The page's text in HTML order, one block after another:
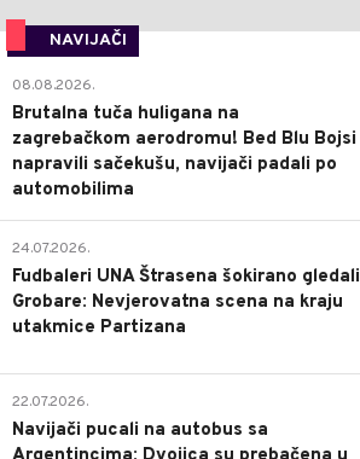
NAVIJAČI
08.08.2026.
Brutalna tuča huligana na
zagrebačkom aerodromu! Bed Blu Bojsi
napravili sačekušu, navijači padali po
automobilima
24.07.2026.
Fudbaleri UNA Štrasena šokirano gledali
Grobare: Nevjerovatna scena na kraju
utakmice Partizana
22.07.2026.
Navijači pucali na autobus sa